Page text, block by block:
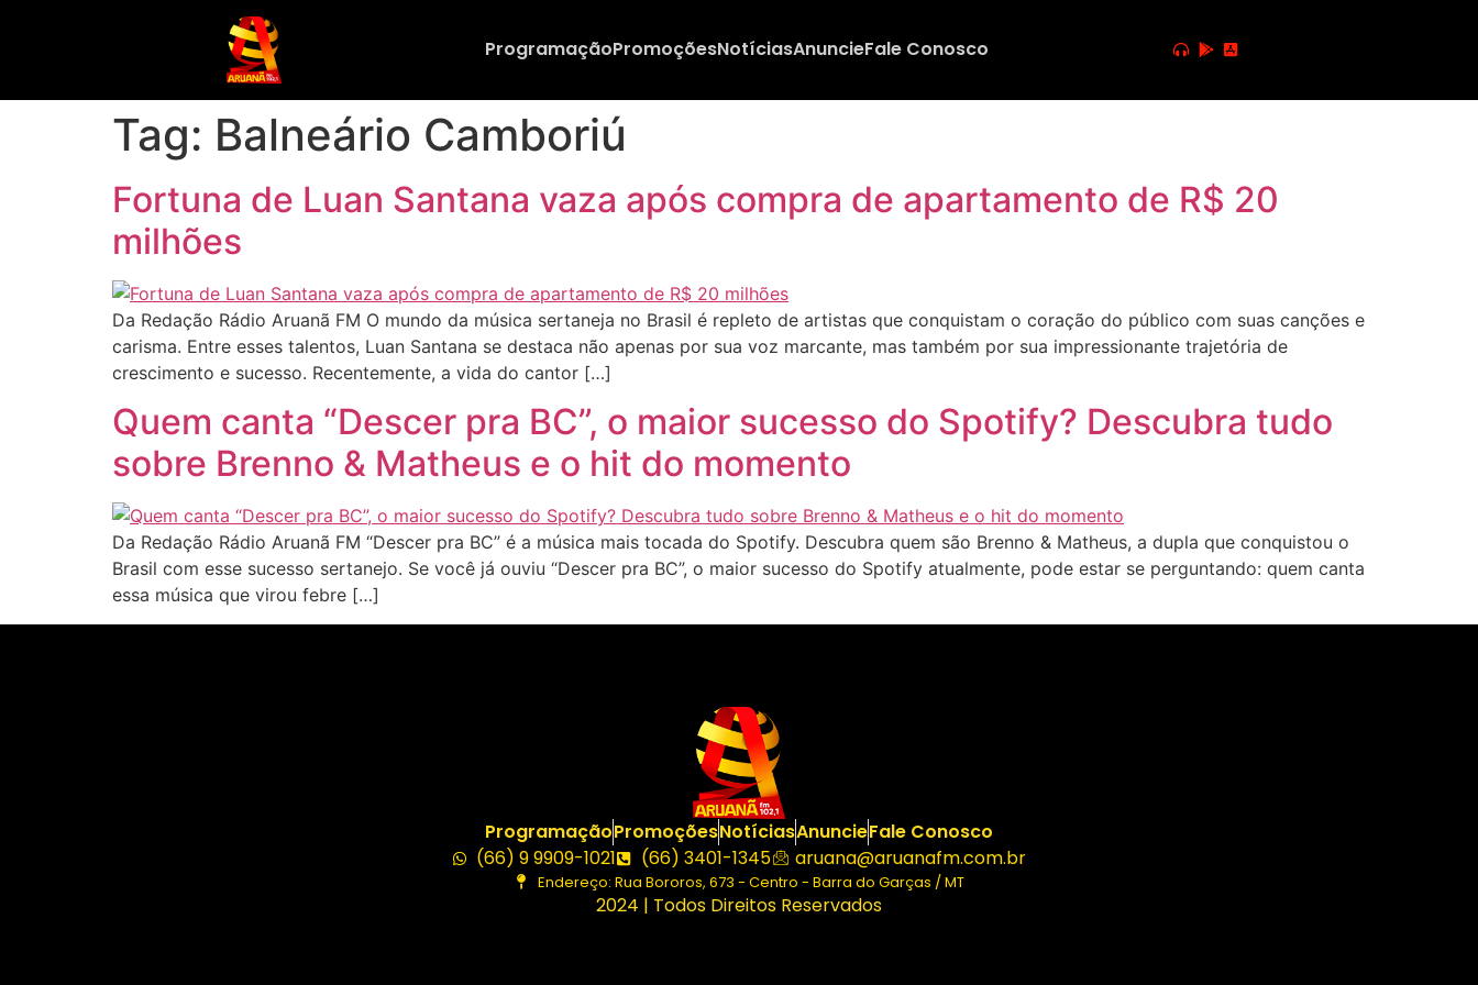
ProgramaçãoPromoçõesNotíciasAnuncieFale Conosco
Tag: Balneário Camboriú
Fortuna de Luan Santana vaza após compra de apartamento de R$ 20
milhões
Da Redação Rádio Aruanã FM O mundo da música sertaneja no Brasil é repleto de artistas que conquistam o coração do público com suas canções e
carisma. Entre esses talentos, Luan Santana se destaca não apenas por sua voz marcante, mas também por sua impressionante trajetória de
crescimento e sucesso. Recentemente, a vida do cantor […]
Quem canta “Descer pra BC”, o maior sucesso do Spotify? Descubra tudo
sobre Brenno & Matheus e o hit do momento
Da Redação Rádio Aruanã FM “Descer pra BC” é a música mais tocada do Spotify. Descubra quem são Brenno & Matheus, a dupla que conquistou o
Brasil com esse sucesso sertanejo. Se você já ouviu “Descer pra BC”, o maior sucesso do Spotify atualmente, pode estar se perguntando: quem canta
essa música que virou febre […]
ProgramaçãoPromoçõesNotíciasAnuncieFale Conosco
(66) 9 9909-1021
(66) 3401-1345 aruana@aruanafm.com.br
Endereço: Rua Bororos, 673 - Centro - Barra do Garças / MT
2024 | Todos Direitos Reservados